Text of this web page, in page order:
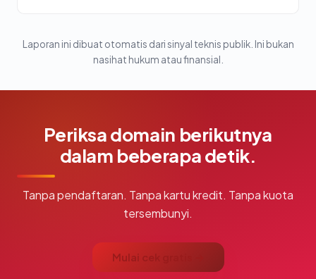
Laporan ini dibuat otomatis dari sinyal teknis publik. Ini bukan
nasihat hukum atau finansial.
Periksa domain berikutnya
dalam beberapa detik.
Tanpa pendaftaran. Tanpa kartu kredit. Tanpa kuota
tersembunyi.
Mulai cek gratis →